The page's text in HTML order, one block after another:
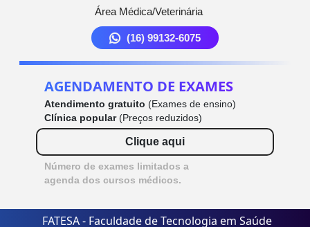
Área Médica/Veterinária
(16) 99132-6075
AGENDAMENTO DE EXAMES
Atendimento gratuito (Exames de ensino)
Clínica popular(Preços reduzidos)
Clique aqui
Número de exames limitados a
agenda dos cursos médicos.
FATESA - Faculdade de Tecnologia em Saúde